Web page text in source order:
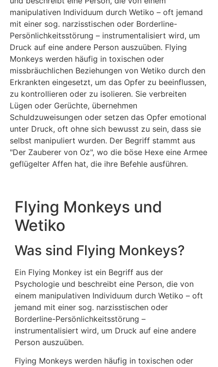
manipulativen Individuum durch Wetiko – oft jemand
mit einer sog. narzisstischen oder Borderline-
Persönlichkeitsstörung – instrumentalisiert wird, um
Druck auf eine andere Person auszuüben. Flying
Monkeys werden häufig in toxischen oder
missbräuchlichen Beziehungen von Wetiko durch den
Erkrankten eingesetzt, um das Opfer zu beeinflussen,
zu kontrollieren oder zu isolieren. Sie verbreiten
Lügen oder Gerüchte, übernehmen
Schuldzuweisungen oder setzen das Opfer emotional
unter Druck, oft ohne sich bewusst zu sein, dass sie
selbst manipuliert wurden. Der Begriff stammt aus
"Der Zauberer von Oz", wo die böse Hexe eine Armee
geflügelter Affen hat, die ihre Befehle ausführen.
Flying Monkeys und
Wetiko
Was sind Flying Monkeys?
Ein Flying Monkey ist ein Begriff aus der
Psychologie und beschreibt eine Person, die von
einem manipulativen Individuum durch Wetiko – oft
jemand mit einer sog. narzisstischen oder
Borderline-Persönlichkeitsstörung –
instrumentalisiert wird, um Druck auf eine andere
Person auszuüben.
Flying Monkeys werden häufig in toxischen oder